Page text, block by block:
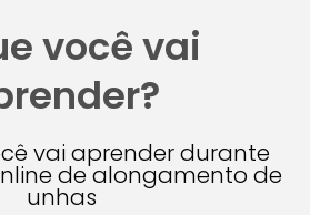
você vai
vai aprender durante
de alongamento de
unhas